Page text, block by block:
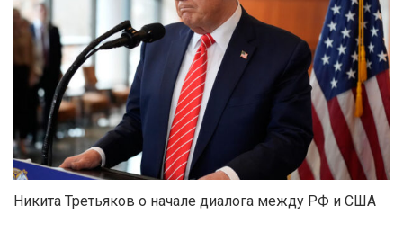
Никита Третьяков о начале диалога между РФ и США